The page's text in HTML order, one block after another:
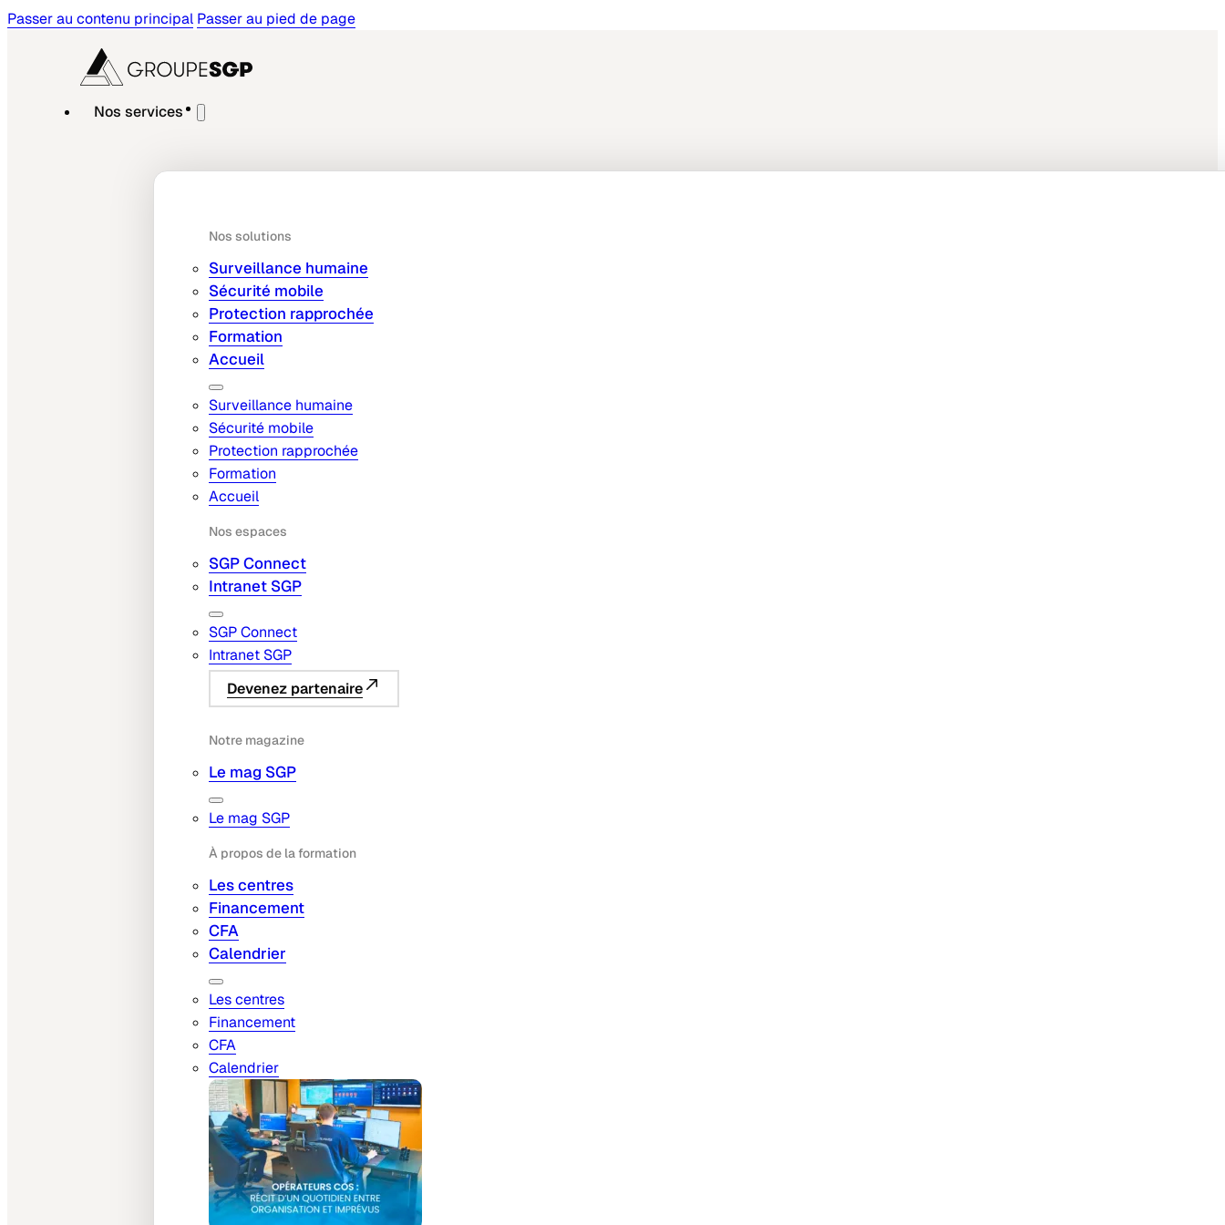
Passer au contenu principal Passer au pied de page
Nos services
Nos solutions
Surveillance humaine
Sécurité mobile
Protection rapprochée
Formation
Accueil
Surveillance humaine
Sécurité mobile
Protection rapprochée
Formation
Accueil
Nos espaces
SGP Connect
Intranet SGP
SGP Connect
Intranet SGP
Devenez partenaire
Notre magazine
Le mag SGP
Le mag SGP
À propos de la formation
Les centres
Financement
CFA
Calendrier
Les centres
Financement
CFA
Calendrier